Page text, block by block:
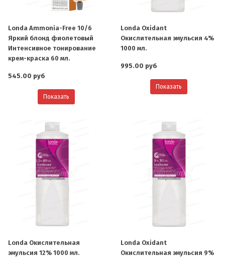
Londa Ammonia-Free 10/6
Яркий блонд фиолетовый
Интенсивное тонирование
крем-краска 60 мл.
545.00 руб
Показать
Londa Oxidant
Окислительная эмульсия 4%
1000 мл.
995.00 руб
Показать
Londa Окислительная
эмульсия 12% 1000 мл.
Londa Oxidant
Окислительная эмульсия 9%